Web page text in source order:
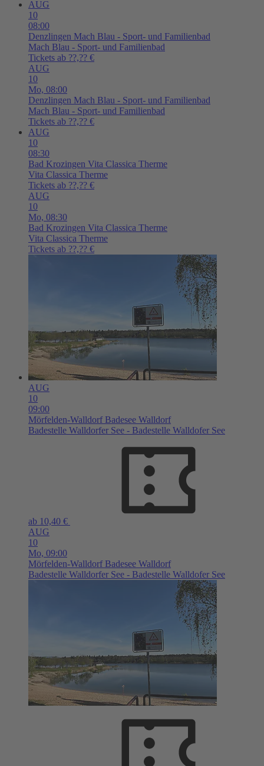
AUG
10
08:00
Denzlingen Mach Blau - Sport- und Familienbad
Mach Blau - Sport- und Familienbad
Tickets ab ??,?? €
AUG
10
Mo, 08:00
Denzlingen Mach Blau - Sport- und Familienbad
Mach Blau - Sport- und Familienbad
Tickets ab ??,?? €
AUG
10
08:30
Bad Krozingen Vita Classica Therme
Vita Classica Therme
Tickets ab ??,?? €
AUG
10
Mo, 08:30
Bad Krozingen Vita Classica Therme
Vita Classica Therme
Tickets ab ??,?? €
AUG
10
09:00
Mörfelden-Walldorf Badesee Walldorf
Badestelle Walldorfer See - Badestelle Walldofer See
ab 10,40 €
AUG
10
Mo, 09:00
Mörfelden-Walldorf Badesee Walldorf
Badestelle Walldorfer See - Badestelle Walldofer See